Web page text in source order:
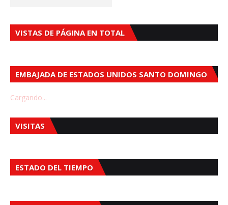
VISTAS DE PÁGINA EN TOTAL
EMBAJADA DE ESTADOS UNIDOS SANTO DOMINGO
Cargando...
VISITAS
ESTADO DEL TIEMPO